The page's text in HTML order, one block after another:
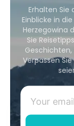
Erhalten Sie
Einblicke in
Herzegowina
Sie
Verpassen